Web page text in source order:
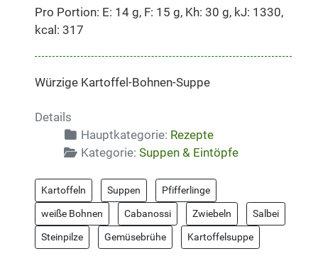
Pro Portion: E: 14 g, F: 15 g, Kh: 30 g, kJ: 1330,
kcal: 317
Würzige Kartoffel-Bohnen-Suppe
Details
Hauptkategorie: Rezepte
Kategorie: Suppen & Eintöpfe
Kartoffeln Suppen Pfifferlinge
weiße Bohnen Cabanossi Zwiebeln Salbei
Steinpilze Gemüsebrühe Kartoffelsuppe